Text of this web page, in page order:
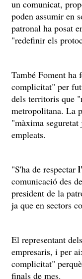
un comunicat,
poden assumir en
patronal ha posat
"redefinir els
També Foment ha
complicitat" per
dels territoris que
metropolitana. La
"màxima
empleats.
"S'ha de respectar
comunicació des
president de la
ja que en sectors
El representant
empresaris, i per
complicitat"
finals de mes.